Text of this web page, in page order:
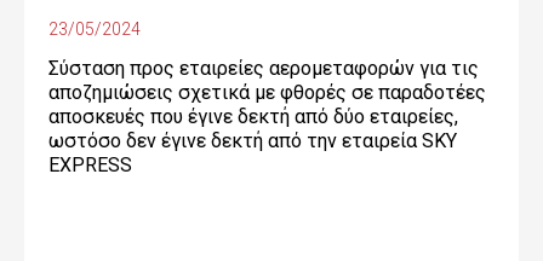
23/05/2024
Σύσταση προς εταιρείες αερομεταφορών για τις
αποζημιώσεις σχετικά με φθορές σε παραδοτέες
αποσκευές που έγινε δεκτή από δύο εταιρείες,
ωστόσο δεν έγινε δεκτή από την εταιρεία SKY
EXPRESS